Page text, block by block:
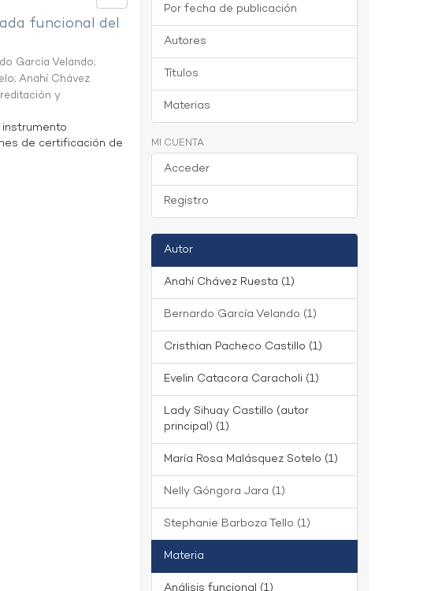
funcional del
García Velando;
;Anahí Chávez
y
de certificación de
Por fecha de publicación
Autores
Títulos
Materias
MI CUENTA
Acceder
Registro
Autor
Anahí Chávez Ruesta (1)
Bernardo García Velando (1)
Cristhian Pacheco Castillo (1)
Evelin Catacora Caracholi (1)
Lady Sihuay Castillo (autor
principal) (1)
María Rosa Malásquez Sotelo (1)
Nelly Góngora Jara (1)
Stephanie Barboza Tello (1)
Materia